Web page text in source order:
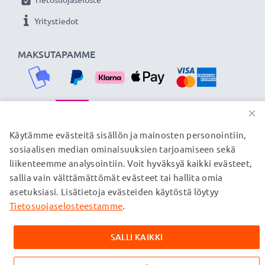
siksi tarjoamme 36 kuukauden takuun!
MAKSUTAPAMME
Yritystiedot
TOIMITUSKUMPPANIMME
© subtel.fi 2026
Kaikki hinnat sisältävät arvonlisäveron, mutta ei
toimituskuluja. Kaikki sivuillamme mainitut tavaramerkit ovat
verkkosivuillamme ainoastaan tuotteitamme koskevan
×
Käytämme evästeitä sisällön ja mainosten personointiin,
sosiaalisen median ominaisuuksien tarjoamiseen sekä
liikenteemme analysointiin. Voit hyväksyä kaikki evästeet,
sallia vain välttämättömät evästeet tai hallita omia
asetuksiasi. Lisätietoja evästeiden käytöstä löytyy
Tietosuojaselosteestamme.
SALLI KAIKKI